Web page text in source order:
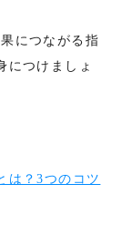
につながる指
につけましょ
は？3つのコツ